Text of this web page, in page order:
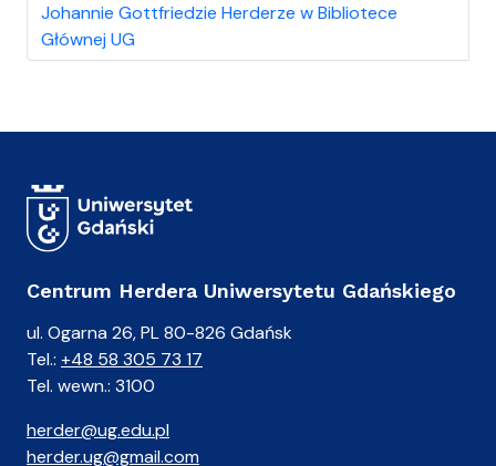
Johannie Gottfriedzie Herderze w Bibliotece
Głównej UG
Centrum Herdera Uniwersytetu Gdańskiego
ul. Ogarna 26, PL 80-826 Gdańsk
Tel.: +48 58 305 73 17
Tel. wewn.: 3100
herder@ug.edu.pl
herder.ug@gmail.com